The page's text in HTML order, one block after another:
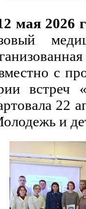
мая 2026
с
встреч
22
и